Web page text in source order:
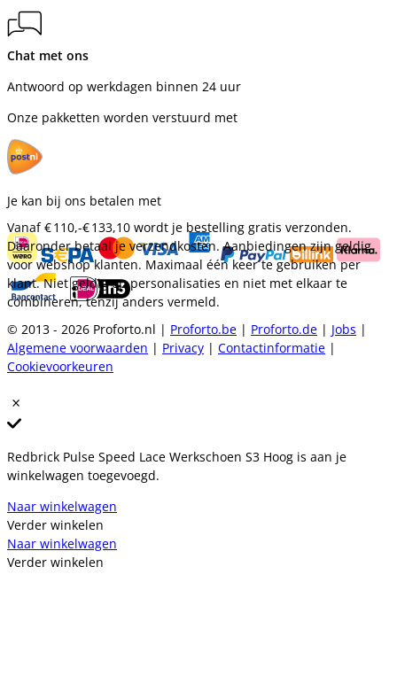
Chat met ons
Antwoord op werkdagen binnen 24 uur
Onze pakketten worden verstuurd met
Je kan bij ons betalen met
Vanaf€ 110,-€ 133,10 wordt je bestelling gratis verzonden.
Daaronder betaal je verzendkosten. Aanbiedingen zijn geldig
voor webshop klanten. Maximaal één keer te gebruiken per
klant. Niet geldig op personalisaties en niet met elkaar te
combineren, tenzij anders vermeld.
© 2013 - 2026 Proforto.nl | Proforto.be | Proforto.de | Jobs |
Algemene voorwaarden | Privacy | Contactinformatie |
Cookievoorkeuren
Redbrick Pulse Speed Lace Werkschoen S3 Hoog is aan je
winkelwagen toegevoegd.
Naar winkelwagen
Verder winkelen
Naar winkelwagen
Verder winkelen